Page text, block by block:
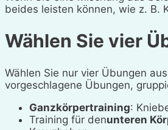
beides leisten können, wie z. B.
Wählen Sie vier
Wählen Sie nur vier Übungen
vorgeschlagene Übungen,
Ganzkörpertraining:
Training für denunteren